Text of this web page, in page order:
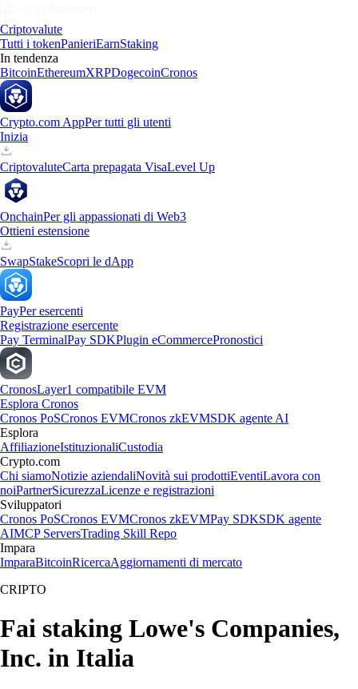
Criptovalute
Tutti i tokenPanieriEarnStaking
In tendenza
BitcoinEthereumXRPDogecoinCronos
Crypto.com AppPer tutti gli utenti
Inizia
CriptovaluteCarta prepagata VisaLevel Up
OnchainPer gli appassionati di Web3
Ottieni estensione
SwapStakeScopri le dApp
PayPer esercenti
Registrazione esercente
Pay TerminalPay SDKPlugin eCommercePronostici
CronosLayer1 compatibile EVM
Esplora Cronos
Cronos PoSCronos EVMCronos zkEVMSDK agente AI
Esplora
AffiliazioneIstituzionaliCustodia
Crypto.com
Chi siamoNotizie aziendaliNovità sui prodottiEventiLavora con
noiPartnerSicurezzaLicenze e registrazioni
Sviluppatori
Cronos PoSCronos EVMCronos zkEVMPay SDKSDK agente
AIMCP ServersTrading Skill Repo
Impara
ImparaBitcoinRicercaAggiornamenti di mercato
CRIPTO
Fai staking Lowe's Companies,
Inc. in Italia